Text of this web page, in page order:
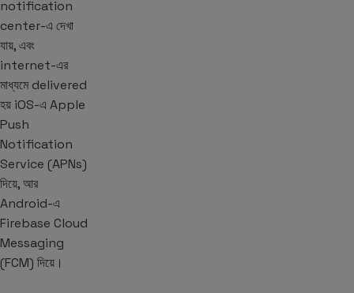
notification
center-এ দেখা
যায়, এবং
internet-এর
মাধ্যমে delivered
হয় iOS-এ Apple
Push
Notification
Service (APNs)
দিয়ে, আর
Android-এ
Firebase Cloud
Messaging
(FCM) দিয়ে।